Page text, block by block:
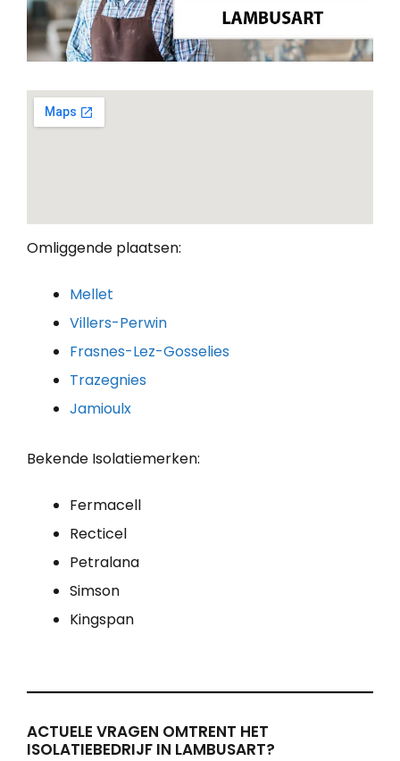
Omliggende plaatsen:
Mellet
Villers-Perwin
Frasnes-Lez-Gosselies
Trazegnies
Jamioulx
Bekende Isolatiemerken:
Fermacell
Recticel
Petralana
Simson
Kingspan
ACTUELE VRAGEN OMTRENT HET
ISOLATIEBEDRIJF IN LAMBUSART?